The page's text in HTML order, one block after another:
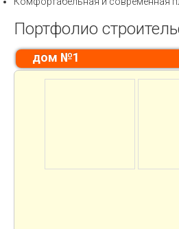
Портфолио
дом №1